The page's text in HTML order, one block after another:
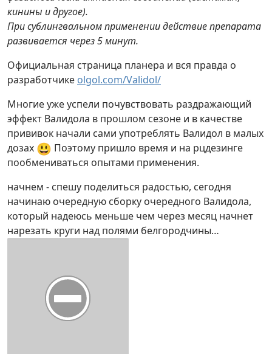
кинины и другое).
При сублингвальном применении действие препарата
развивается через 5 минут.
Официальная страница планера и вся правда о
разработчике olgol.com/Validol/
Многие уже успели почувствовать раздражающий
эффект Валидола в прошлом сезоне и в качестве
прививок начали сами употреблять Валидол в малых
дозах 😃 Поэтому пришло время и на рцдезинге
пообмениваться опытами применения.
начнем - спешу поделиться радостью, сегодня
начинаю очередную сборку очередного Валидола,
который надеюсь меньше чем через месяц начнет
нарезать круги над полями белгородчины…